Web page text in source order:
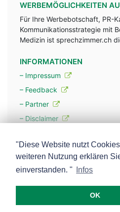
WERBEMÖGLICHKEITEN
Für Ihre Werbebotschaft, PR-
Kommunikationsstrategie mit
Medizin ist sprechzimmer.ch
INFORMATIONEN
– Impressum
– Feedback
– Partner
– Disclaimer
– Werbung
– Mehr über unsere Experten
"Diese Website nutzt
weiteren Nutzung erklären
einverstanden. "
Infos
OK